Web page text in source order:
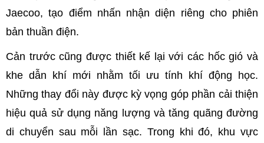
Jaecoo, tạo điểm nhấn nhận diện riêng cho phiên
bản thuần điện.
Cản trước cũng được thiết kế lại với các hốc gió và
khe dẫn khí mới nhằm tối ưu tính khí động học.
Những thay đổi này được kỳ vọng góp phần cải thiện
hiệu quả sử dụng năng lượng và tăng quãng đường
di chuyển sau mỗi lần sạc. Trong khi đó, khu vực